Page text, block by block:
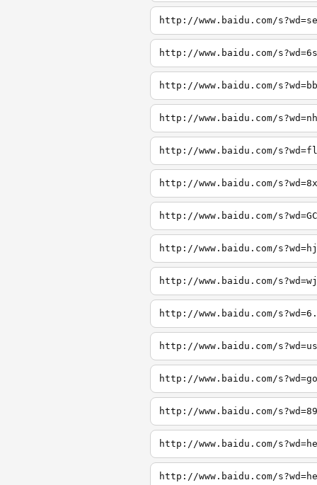
http://www.baidu.com/
http://www.baidu.com/
http://www.baidu.com/
http://www.baidu.com/
http://www.baidu.com/
http://www.baidu.com/
http://www.baidu.com/
http://www.baidu.com/
http://www.baidu.com/
http://www.baidu.com/
http://www.baidu.com/
http://www.baidu.com/
http://www.baidu.com/
http://www.baidu.com/
http://www.baidu.com/